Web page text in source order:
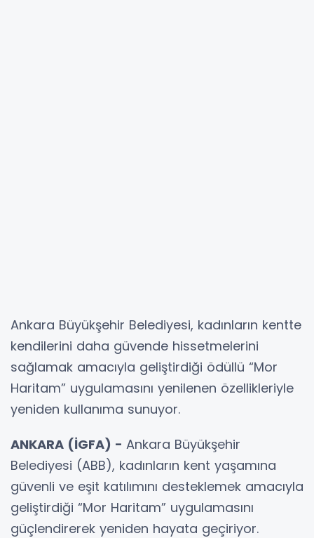
Ankara Büyükşehir Belediyesi, kadınların kentte
kendilerini daha güvende hissetmelerini
sağlamak amacıyla geliştirdiği ödüllü “Mor
Haritam” uygulamasını yenilenen özellikleriyle
yeniden kullanıma sunuyor.
ANKARA (İGFA) - Ankara Büyükşehir
Belediyesi (ABB), kadınların kent yaşamına
güvenli ve eşit katılımını desteklemek amacıyla
geliştirdiği “Mor Haritam” uygulamasını
güçlendirerek yeniden hayata geçiriyor.